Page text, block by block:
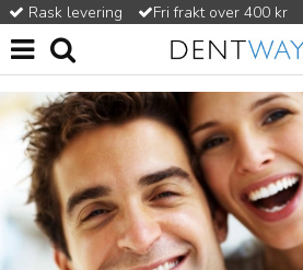
Rask levering Fri frakt over 400 kr